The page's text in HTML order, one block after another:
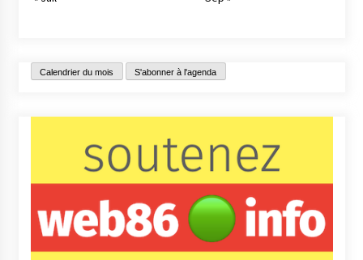
Calendrier du mois S'abonner à l'agenda